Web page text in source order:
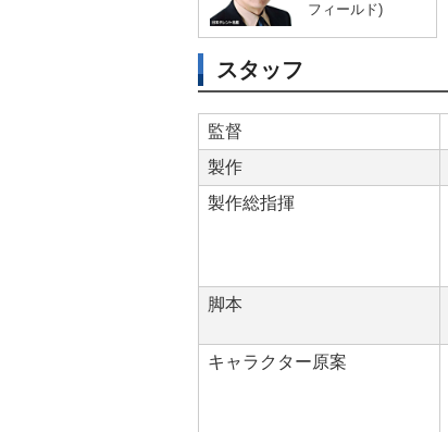
フィールド)
スタッフ
監督
製作
製作総指揮
脚本
キャラクター原案